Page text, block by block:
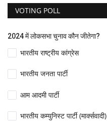
VOTING POLL
2024 में लोकसभा चुनाव कौन जीतेगा?
भारतीय राष्ट्रीय कांग्रेस
भारतीय जनता पार्टी
आम आदमी पार्टी
भारतीय कम्युनिस्ट पार्टी (मार्क्सवादी)